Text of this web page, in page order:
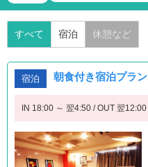
すべて 宿泊 休憩など
宿泊 朝食付き宿泊プラン
IN 18:00 ～ 翌4:50 / OUT 翌12:00